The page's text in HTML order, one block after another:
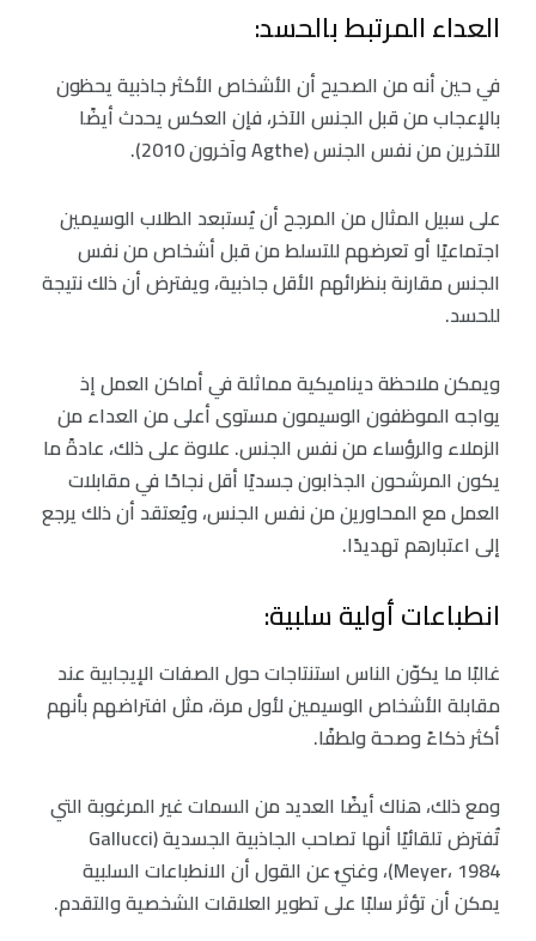
العداء المرتبط بالحسد:
في حين أنه من الصحيح أن الأشخاص الأكثر جاذبية يحظون
بالإعجاب من قبل الجنس الآخر، فإن العكس يحدث أيضًا
للآخرين من نفس الجنس (Agthe وآخرون 2010).
على سبيل المثال من المرجح أن يُستبعد الطلاب الوسيمين
اجتماعيًا أو تعرضهم للتسلط من قبل أشخاص من نفس
الجنس مقارنة بنظرائهم الأقل جاذبية، ويفترض أن ذلك نتيجة
للحسد.
ويمكن ملاحظة ديناميكية مماثلة في أماكن العمل إذ
يواجه الموظفون الوسيمون مستوى أعلى من العداء من
الزملاء والرؤساء من نفس الجنس. علاوة على ذلك، عادةً ما
يكون المرشحون الجذابون جسديًا أقل نجاحًا في مقابلات
العمل مع المحاورين من نفس الجنس، ويُعتقد أن ذلك يرجع
إلى اعتبارهم تهديدًا.
انطباعات أولية سلبية:
غالبًا ما يكوّن الناس استنتاجات حول الصفات الإيجابية عند
مقابلة الأشخاص الوسيمين لأول مرة، مثل افتراضهم بأنهم
أكثر ذكاءً وصحة ولطفًا.
ومع ذلك، هناك أيضًا العديد من السمات غير المرغوبة التي
تُفترض تلقائيًا أنها تصاحب الجاذبية الجسدية (Gallucci
Meyer، 1984)، وغنيٌ عن القول أن الانطباعات السلبية
يمكن أن تؤثر سلبًا على تطوير العلاقات الشخصية والتقدم.